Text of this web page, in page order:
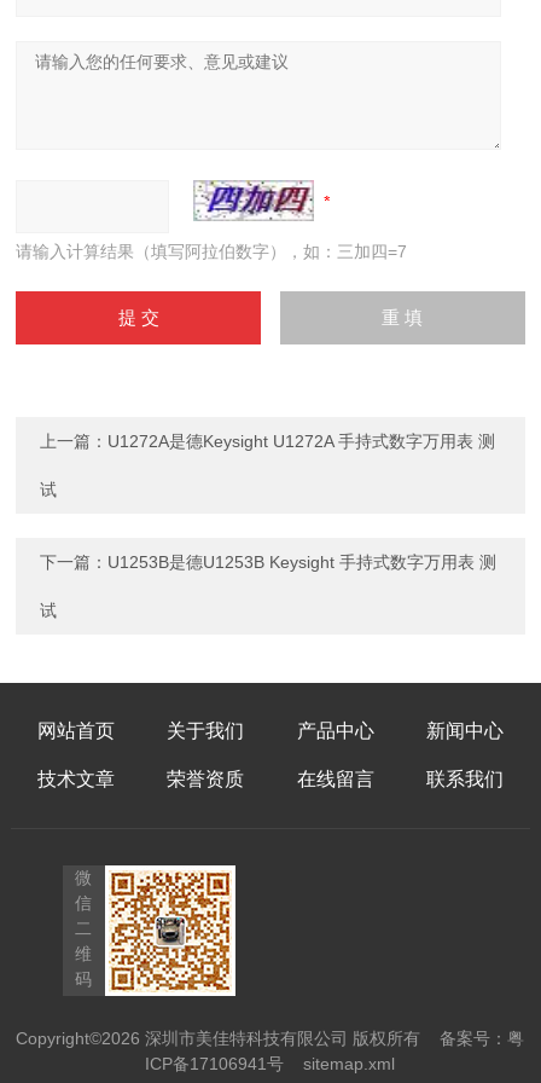
请输入计算结果（填写阿拉伯数字），如：三加四=7
上一篇： U1272A是德Keysight U1272A 手持式数字万用表 测
试
下一篇： U1253B是德U1253B Keysight 手持式数字万用表 测
试
网站首页 关于我们 产品中心 新闻中心
技术文章 荣誉资质 在线留言 联系我们
微
信
二
维
码
Copyright©2026 深圳市美佳特科技有限公司 版权所有备案号：粤
ICP备17106941号
sitemap.xml